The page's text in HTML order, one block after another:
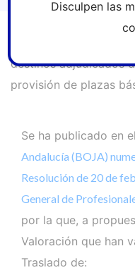
destinos adjudicados
provisión de plazas
Se ha publicado en el
Andalucía (BOJA)
Resolución de 20 de
General de
por la que, a
Valoración que han
Traslado de:
Disculpen las